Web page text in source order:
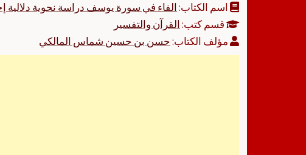
اسم الكتاب:الفاء في سورة يوسف دراسة نحوية دلالية
قسم كتب:القرآن والتفسير
مؤلف الكتاب:حسن بن حسين شماس المالكي